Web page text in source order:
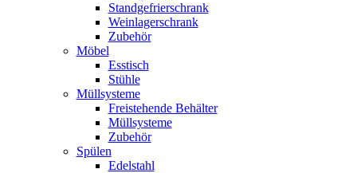
Standgefrierschrank
Weinlagerschrank
Zubehör
Möbel
Esstisch
Stühle
Müllsysteme
Freistehende Behälter
Müllsysteme
Zubehör
Spülen
Edelstahl